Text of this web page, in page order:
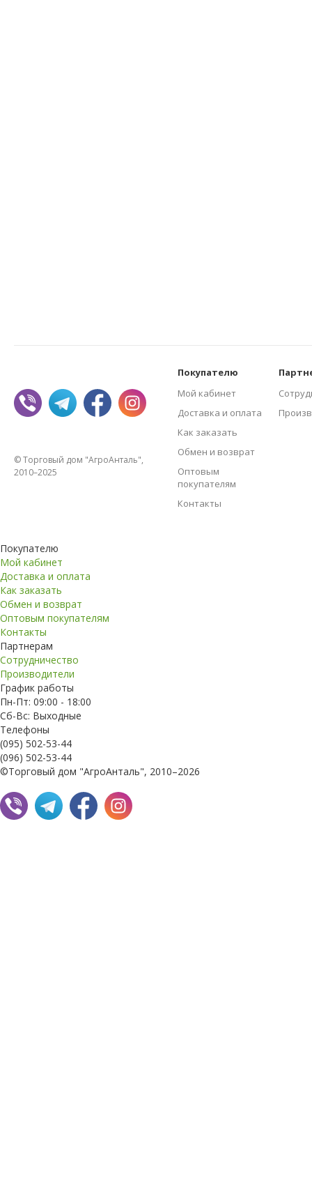
© Торговый дом "АгроАнталь",
2010–2025
Покупателю
Мой кабинет
Доставка и оплата
Как заказать
Обмен и возврат
Оптовым
покупателям
Контакты
Покупателю
Мой кабинет
Доставка и оплата
Как заказать
Обмен и возврат
Оптовым покупателям
Контакты
Партнерам
Сотрудничество
Производители
График работы
Пн-Пт: 09:00 - 18:00
Сб-Вс: Выходные
Телефоны
(095) 502-53-44
(096) 502-53-44
©Торговый дом "АгроАнталь", 2010–2026